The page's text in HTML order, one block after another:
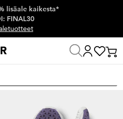
lisäale kaikesta*
FINAL30